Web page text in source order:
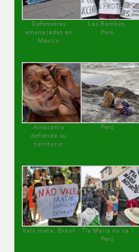
Defensoras
amenazadas en
México
Las Bambas,
Perú
Amazonía
defiende su
territorio
Perú
Vale mata, Brasil
Tía María no va !
Perú